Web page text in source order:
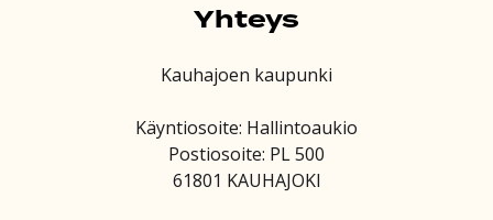
Yhteys
Kauhajoen kaupunki
Käyntiosoite: Hallintoaukio
Postiosoite: PL 500
61801 KAUHAJOKI